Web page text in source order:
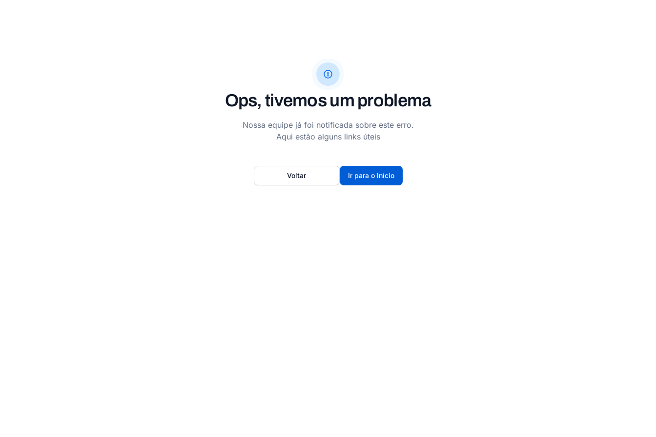
Ops, tivemos um problema
Nossa equipe já foi notificada sobre este erro.
Aqui estão alguns links úteis
Ir para o Início
Voltar